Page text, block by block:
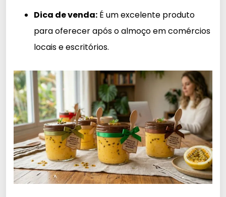
Dica de venda: É um excelente produto
para oferecer após o almoço em comércios
locais e escritórios.